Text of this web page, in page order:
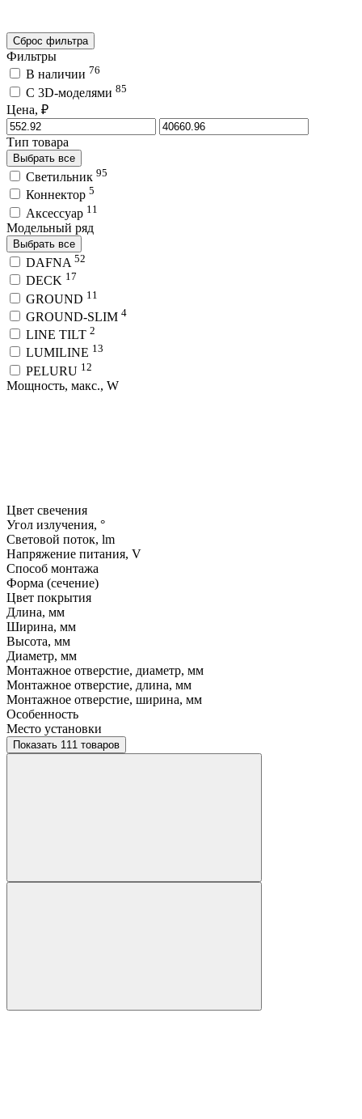
Сброс фильтра
Фильтры
В наличии 76
C 3D-моделями 85
Цена, ₽
Тип товара
Выбрать все
Светильник 95
Коннектор 5
Аксессуар 11
Модельный ряд
Выбрать все
DAFNA 52
DECK 17
GROUND 11
GROUND-SLIM 4
LINE TILT 2
LUMILINE 13
PELURU 12
Мощность, макс., W
Цвет свечения
Угол излучения, °
Световой поток, lm
Напряжение питания, V
Способ монтажа
Форма (сечение)
Цвет покрытия
Длина, мм
Ширина, мм
Высота, мм
Диаметр, мм
Монтажное отверстие, диаметр, мм
Монтажное отверстие, длина, мм
Монтажное отверстие, ширина, мм
Особенность
Место установки
Показать 111 товаров